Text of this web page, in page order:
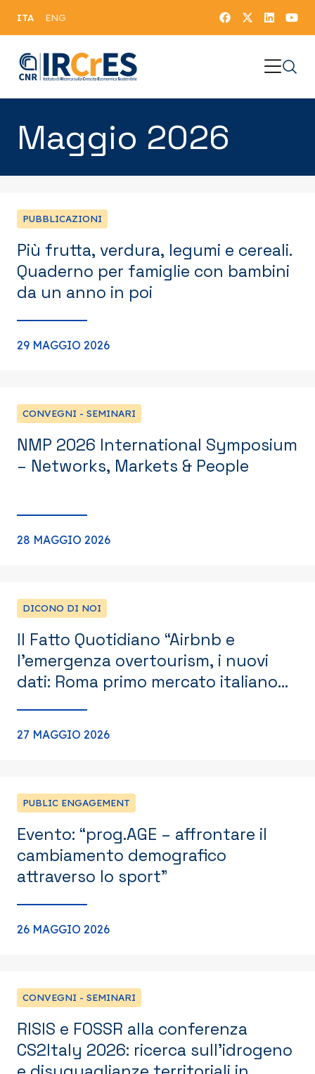
ITA ENG
Maggio 2026
PUBBLICAZIONI
Più frutta, verdura, legumi e cereali.
Quaderno per famiglie con bambini
da un anno in poi
29 MAGGIO 2026
CONVEGNI - SEMINARI
NMP 2026 International Symposium
– Networks, Markets & People
28 MAGGIO 2026
DICONO DI NOI
Il Fatto Quotidiano “Airbnb e
l’emergenza overtourism, i nuovi
dati: Roma primo mercato italiano
27 MAGGIO 2026
PUBLIC ENGAGEMENT
Evento: “prog.AGE – affrontare il
cambiamento demografico
attraverso lo sport”
26 MAGGIO 2026
CONVEGNI - SEMINARI
RISIS e FOSSR alla conferenza
CS2Italy 2026: ricerca sull’idrogeno